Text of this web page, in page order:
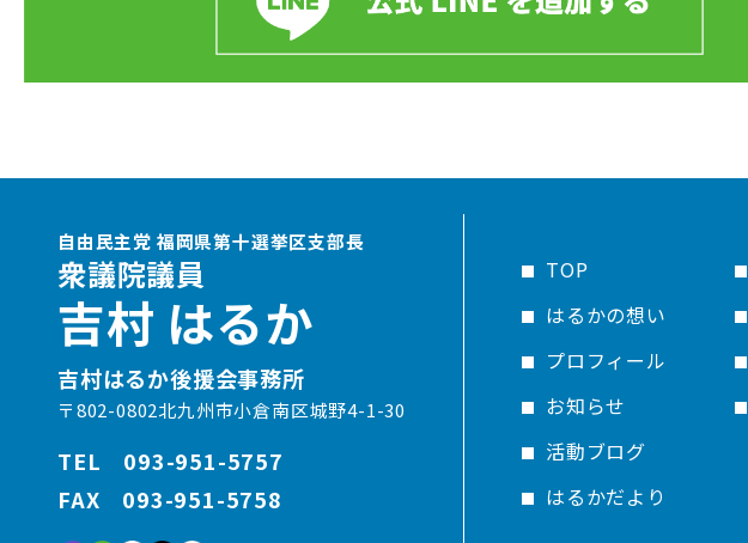
自由民主党 福岡県第十選挙区支部長
衆議院議員
吉村 はるか
吉村はるか後援会事務所
〒802-0802北九州市小倉南区城野4-1-30
TEL 093-951-5757
FAX 093-951-5758
TOP
はるかの想い
プロフィール
お知らせ
活動ブログ
はるかだより